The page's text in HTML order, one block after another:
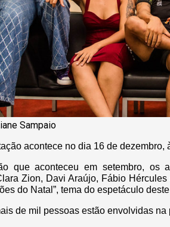
Sampaio
acontece no dia 16 de
que aconteceu em setembro, os
Zion, Davi Araújo, Fábio
do Natal”, tema do espetáculo
de mil pessoas estão envolvidas na